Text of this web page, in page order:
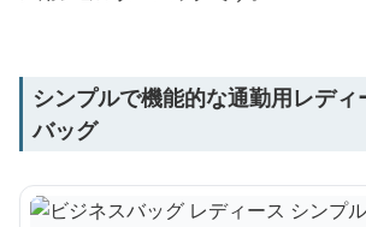
シンプルで機能的な通勤用レデ
バッグ